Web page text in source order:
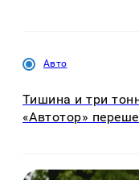
Авто
Тишина и три
«Автотор»